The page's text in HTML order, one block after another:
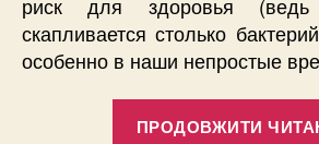
скапливается столько
особенно в наши непростые
ПРОДОВЖИТИ